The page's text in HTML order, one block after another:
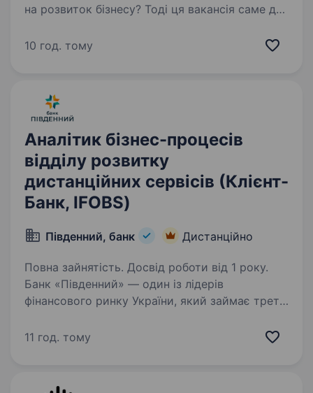
на розвиток бізнесу? Тоді ця вакансія саме для
фінансова компанія, яка успішно працює
10 год. тому
Аналітик бізнес-процесів
відділу розвитку
дистанційних сервісів (Клієнт-
Банк, IFOBS)
Південний, банк Дистанційно
Повна зайнятість. Досвід роботи від 1 року.
Банк «Південний» — один із лідерів
фінансового ринку України, який займає третє
капіталом за розміром активів. Вже 30 років
11 год. тому